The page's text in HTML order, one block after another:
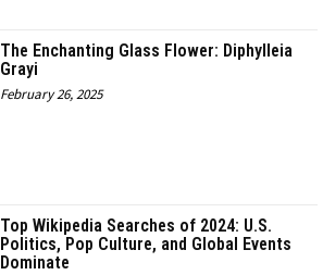
The Enchanting Glass Flower: Diphylleia
Grayi
February 26, 2025
Top Wikipedia Searches of 2024: U.S.
Politics, Pop Culture, and Global Events
Dominate